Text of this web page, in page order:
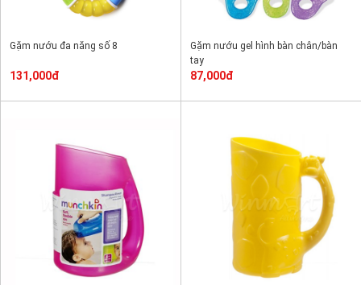
Gặm nướu đa năng số 8
131,000đ
Gặm nướu gel hình bàn chân/bàn
tay
87,000đ